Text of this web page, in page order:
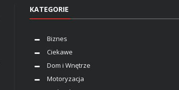
KATEGORIE
Biznes
Ciekawe
Dom i Wnętrze
Motoryzacja